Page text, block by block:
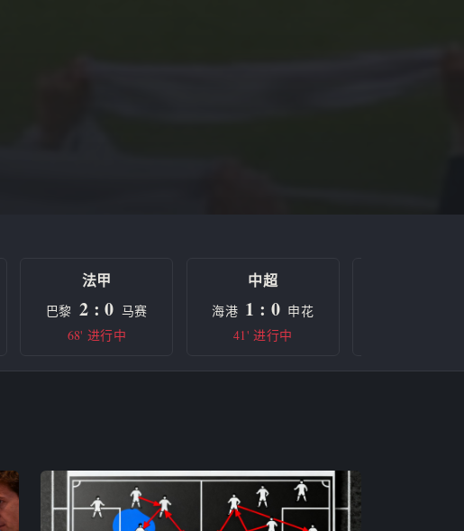
法甲
巴黎 2 : 0 马赛
68' 进行中
中超
海港 1 : 0 申花
41' 进行中